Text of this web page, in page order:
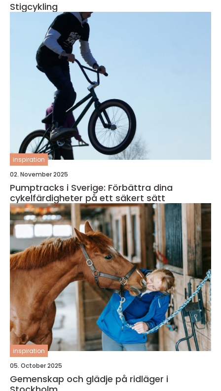
Stigcykling
inspiration
02. November 2025
Pumptracks i Sverige: Förbättra dina
cykelfärdigheter på ett säkert sätt
inspiration
05. October 2025
Gemenskap och glädje på ridläger i